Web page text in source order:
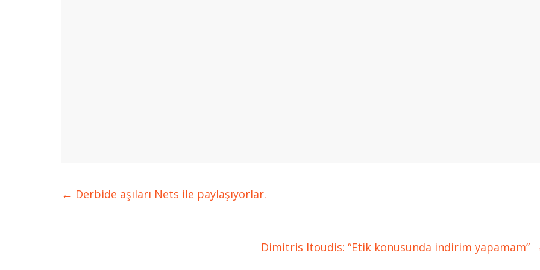
← Derbide aşıları Nets ile paylaşıyorlar.
Dimitris Itoudis: “Etik konusunda indirim yapamam”